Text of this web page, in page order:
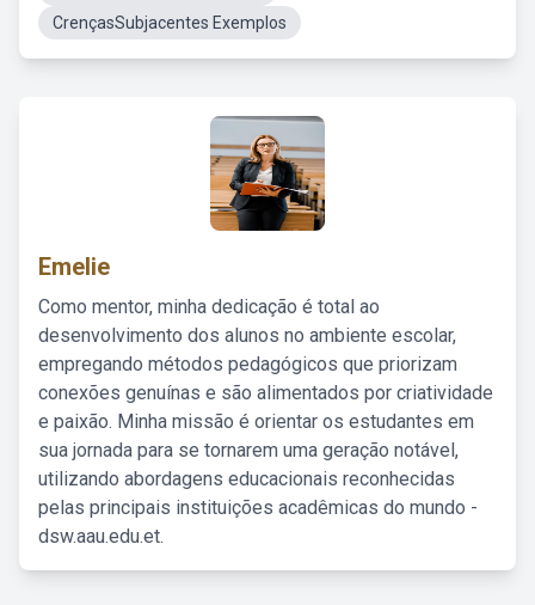
CrençasSubjacentes Exemplos
Emelie
Como mentor, minha dedicação é total ao
desenvolvimento dos alunos no ambiente escolar,
empregando métodos pedagógicos que priorizam
conexões genuínas e são alimentados por criatividade
e paixão. Minha missão é orientar os estudantes em
sua jornada para se tornarem uma geração notável,
utilizando abordagens educacionais reconhecidas
pelas principais instituições acadêmicas do mundo -
dsw.aau.edu.et.